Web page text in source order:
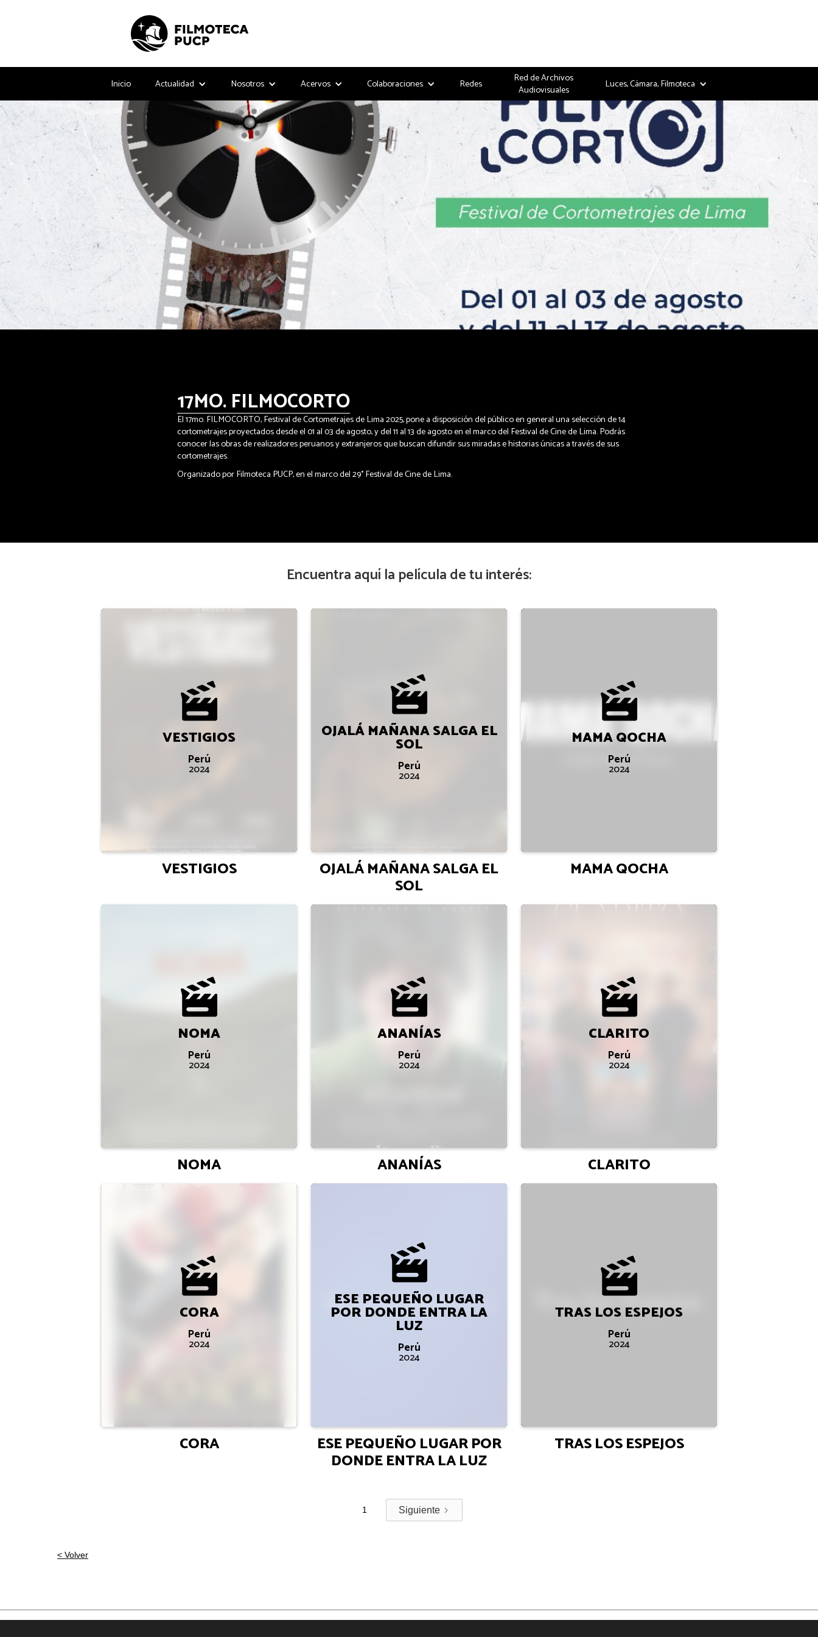
Inicio Actualidad Nosotros Acervos Colaboraciones Redes
Red de Archivos
Audiovisuales
Luces, Cámara, Filmoteca
17MO. FILMOCORTO
El 17mo. FILMOCORTO, Festival de Cortometrajes de Lima 2025, pone a disposición del público en general una selección de 14
cortometrajes proyectados desde el 01 al 03 de agosto, y del 11 al 13 de agosto en el marco del Festival de Cine de Lima. Podrás
conocer las obras de realizadores peruanos y extranjeros que buscan difundir sus miradas e historias únicas a través de sus
cortometrajes.
Organizado por Filmoteca PUCP, en el marco del 29° Festival de Cine de Lima.
Encuentra aquí la película de tu interés:
VESTIGIOS
Perú
2024
VESTIGIOS
OJALÁ MAÑANA SALGA EL
SOL
Perú
2024
OJALÁ MAÑANA SALGA EL
SOL
MAMA QOCHA
Perú
2024
MAMA QOCHA
NOMA
Perú
2024
NOMA
ANANÍAS
Perú
2024
ANANÍAS
CLARITO
Perú
2024
CLARITO
CORA
Perú
2024
CORA
ESE PEQUEÑO LUGAR
POR DONDE ENTRA LA
LUZ
Perú
2024
ESE PEQUEÑO LUGAR POR
DONDE ENTRA LA LUZ
TRAS LOS ESPEJOS
Perú
2024
TRAS LOS ESPEJOS
1 Siguiente
< Volver